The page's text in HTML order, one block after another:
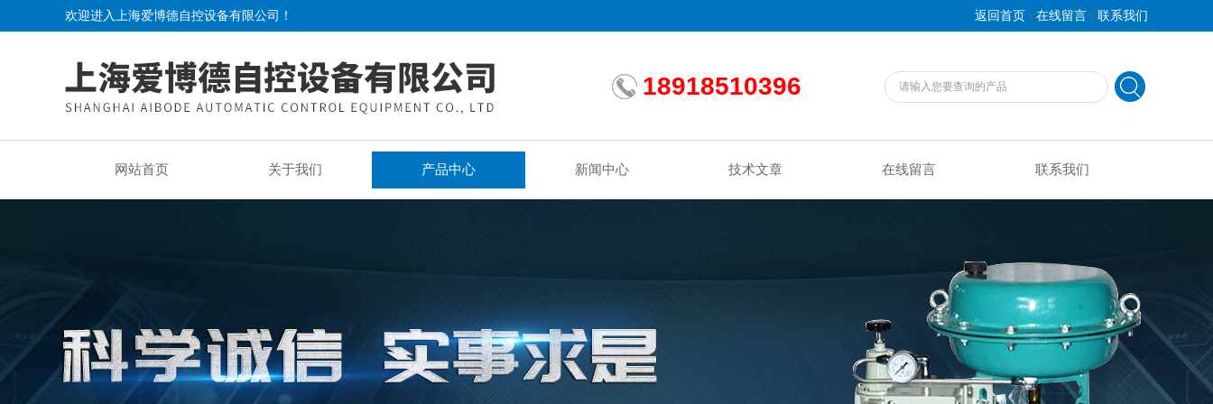
欢迎进入上海爱博德自控设备有限公司！ 返回首页 | 在线留言 | 联系我们
18918510396
网站首页 关于我们 产品中心 新闻中心 技术文章 在线留言 联系我们